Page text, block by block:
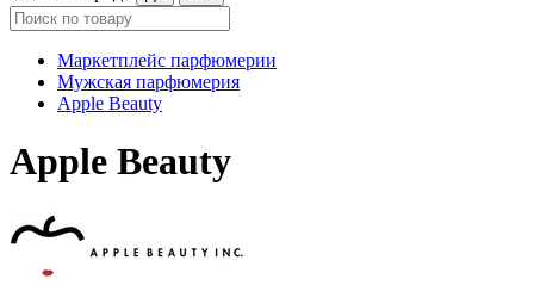
Маркетплейс парфюмерии
Мужская парфюмерия
Apple Beauty
Apple Beauty